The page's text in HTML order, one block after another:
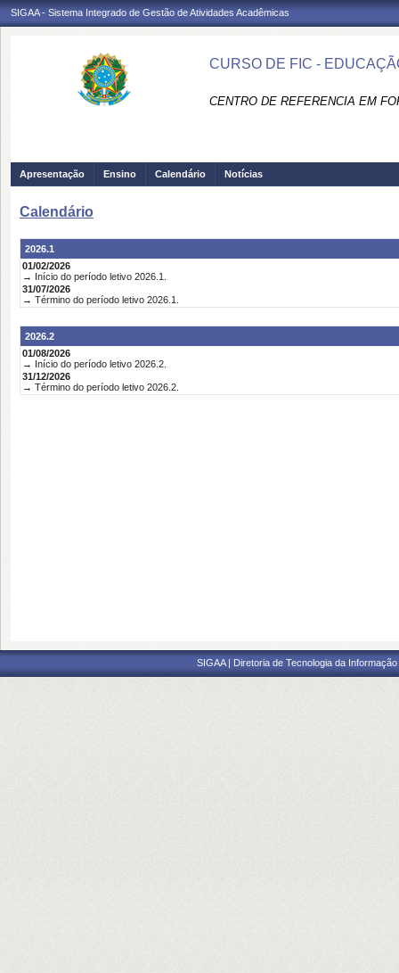
SIGAA - Sistema Integrado de Gestão de Atividades Acadêmicas
CURSO DE FIC -
CENTRO DE REFERENCIA EM
Apresentação Ensino Calendário Notícias
Calendário
2026.1
01/02/2026
→ Início do período letivo 2026.1.
31/07/2026
→ Término do período letivo 2026.1.
2026.2
01/08/2026
→ Início do período letivo 2026.2.
31/12/2026
→ Término do período letivo 2026.2.
SIGAA | Diretoria de Tecnologia da